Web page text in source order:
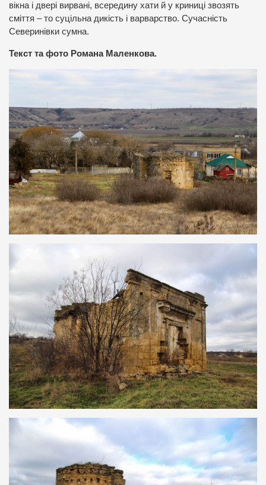
вікна і двері вирвані, всередину хати й у криниці звозять
сміття – то суцільна дикість і варварство. Сучасність
Северинівки сумна.
Текст та фото Романа Маленкова.